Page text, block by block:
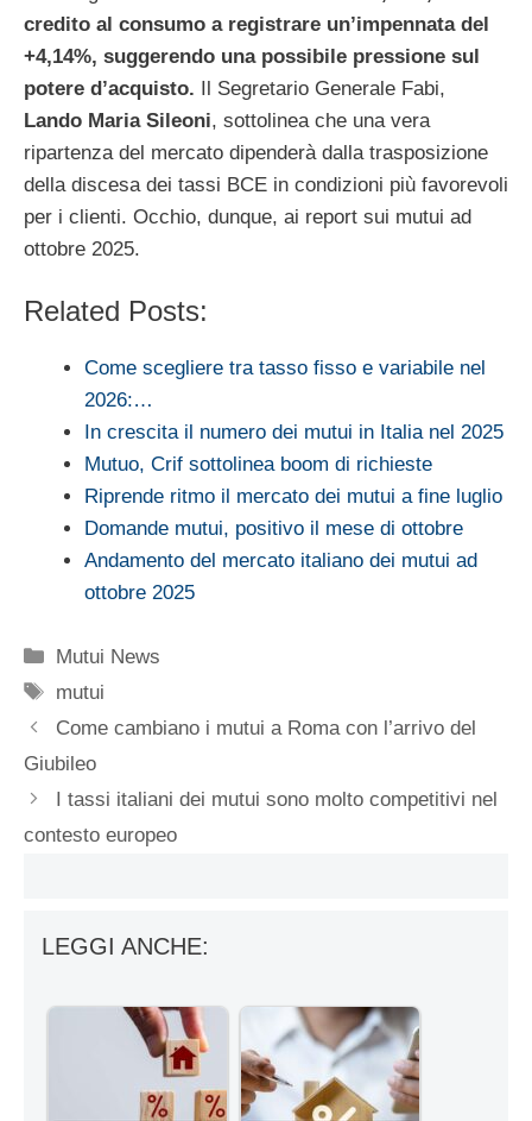
credito al consumo a registrare un’impennata del
+4,14%, suggerendo una possibile pressione sul
potere d’acquisto. Il Segretario Generale Fabi,
Lando Maria Sileoni, sottolinea che una vera
ripartenza del mercato dipenderà dalla trasposizione
della discesa dei tassi BCE in condizioni più favorevoli
per i clienti. Occhio, dunque, ai report sui mutui ad
ottobre 2025.
Related Posts:
Come scegliere tra tasso fisso e variabile nel
2026:…
In crescita il numero dei mutui in Italia nel 2025
Mutuo, Crif sottolinea boom di richieste
Riprende ritmo il mercato dei mutui a fine luglio
Domande mutui, positivo il mese di ottobre
Andamento del mercato italiano dei mutui ad
ottobre 2025
Categorie
Mutui News
Tag
mutui
Come cambiano i mutui a Roma con l’arrivo del
Giubileo
I tassi italiani dei mutui sono molto competitivi nel
contesto europeo
LEGGI ANCHE: